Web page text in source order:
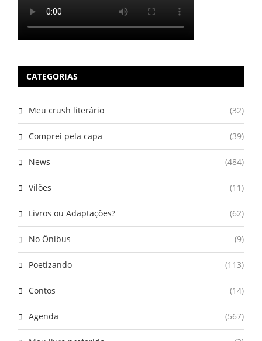
CATEGORIAS
Meu crush literário (32)
Comprei pela capa (39)
News (484)
Vilões (11)
Livros ou Adaptações? (62)
No Ônibus (9)
Poetizando (113)
Contos (14)
Agenda (567)